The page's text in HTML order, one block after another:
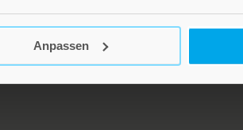
Anpassen
NEWSLETTER